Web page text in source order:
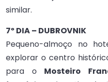
similar.
7º DIA – DUBROVNIK
Pequeno-almoço no
explorar o centro
para o Mosteiro